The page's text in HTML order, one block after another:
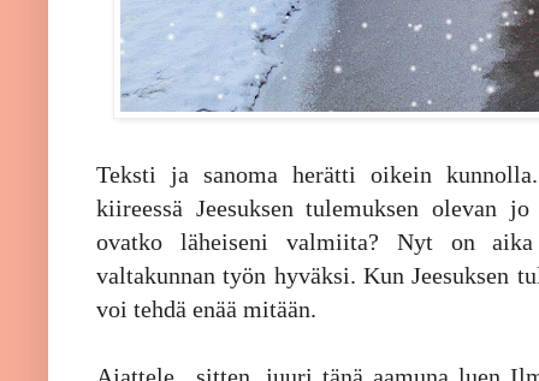
Teksti ja sanoma herätti oikein
kiireessä Jeesuksen tulemuksen olevan
ovatko läheiseni valmiita? Nyt on aika
valtakunnan työn hyväksi. Kun Jeesuksen
voi tehdä enää mitään.